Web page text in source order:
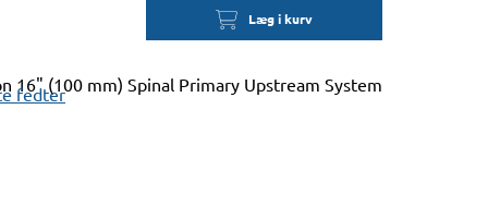
fedter
Læg i kurv
16" (100 mm) Spinal Primary Upstream System